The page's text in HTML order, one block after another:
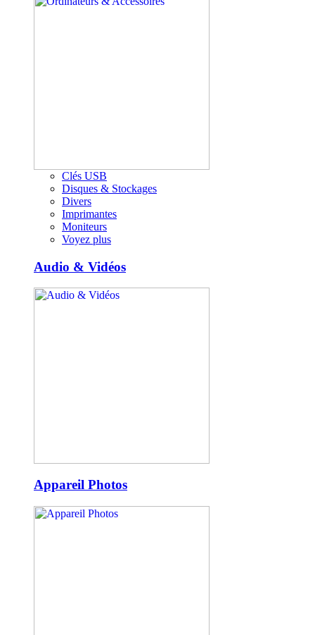
Clés USB
Disques & Stockages
Divers
Imprimantes
Moniteurs
Voyez plus
Audio & Vidéos
Appareil Photos